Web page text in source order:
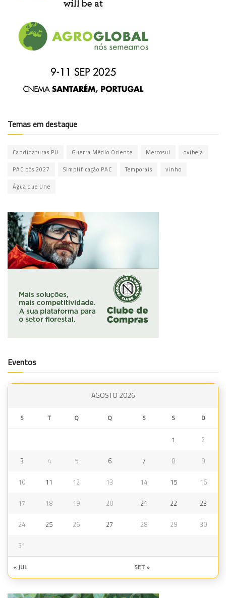
Temas em destaque
Candidaturas PU Guerra Médio Oriente Mercosul ovibeja
PAC pós 2027 Simplificação PAC Temporais vinho
Água que Une
Eventos
AGOSTO 2026
S T Q Q S S D
1 2
3 4 5 6 7 8 9
10 11 12 13 14 15 16
17 18 19 20 21 22 23
24 25 26 27 28 29 30
31
« JUL SET »